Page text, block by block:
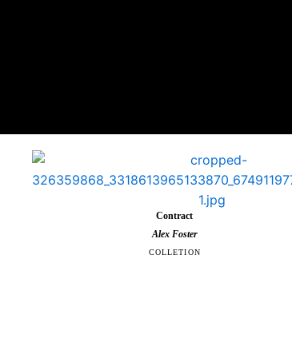
Contract
Alex Foster
COLLETION